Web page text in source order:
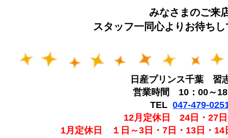
みなさまのご来
スタッフ一同心よりお待ち
日産プリンス千葉 習
営業時間 10：00～
TEL 047-479-
12月定休日 24日・27
1月定休日 １日～3日・7日・13日・14